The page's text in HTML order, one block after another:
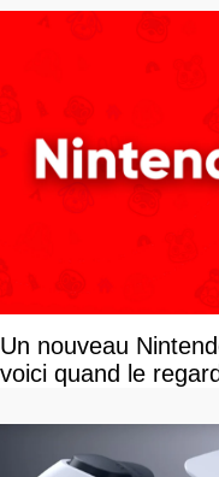
Un nouveau
voici quand le